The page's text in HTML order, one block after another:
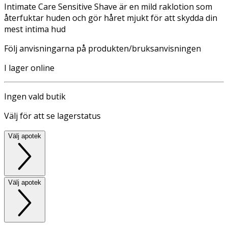
Intimate Care Sensitive Shave är en mild raklotion som
återfuktar huden och gör håret mjukt för att skydda din
mest intima hud
Följ anvisningarna på produkten/bruksanvisningen
I lager online
Ingen vald butik
Välj för att se lagerstatus
Välj apotek
Välj apotek